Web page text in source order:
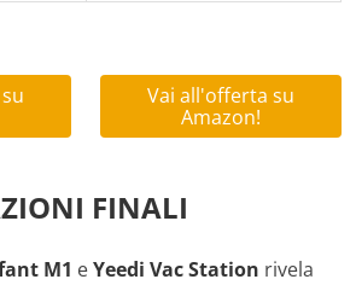
Vai all'offerta su
Amazon!
FINALI
M1 eYeedi Vac Station rivela